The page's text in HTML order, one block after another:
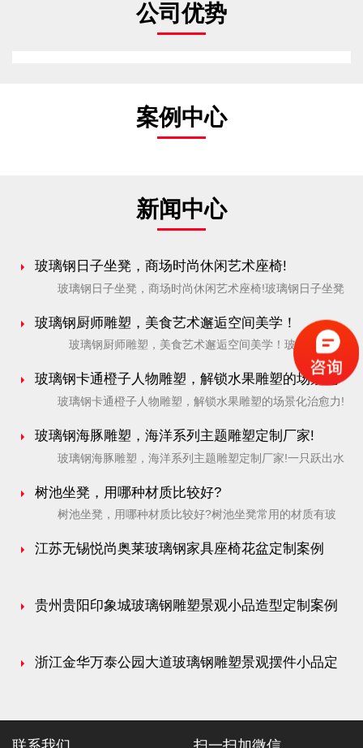
公司优势
案例中心
新闻中心
玻璃钢日子坐凳，商场时尚休闲艺术座椅!
玻璃钢日子坐凳，商场时尚休闲艺术座椅!玻璃钢日子坐凳
[…]
玻璃钢厨师雕塑，美食艺术邂逅空间美学！
玻璃钢厨师雕塑，美食艺术邂逅空间美学！玻璃钢厨师
雕塑的价值，不仅在于其物理属性，更在于它能传递品牌温
度、 […]
玻璃钢卡通橙子人物雕塑，解锁水果雕塑的场景化
治愈力!
玻璃钢卡通橙子人物雕塑，解锁水果雕塑的场景化治愈力!
[…]
玻璃钢海豚雕塑，海洋系列主题雕塑定制厂家!
玻璃钢海豚雕塑，海洋系列主题雕塑定制厂家!一只跃出水
[…]
树池坐凳，用哪种材质比较好?
树池坐凳，用哪种材质比较好?树池坐凳常用的材质有玻
[…]
江苏无锡悦尚奥莱玻璃钢家具座椅花盆定制案例
贵州贵阳印象城玻璃钢雕塑景观小品造型定制案例
浙江金华万泰公园大道玻璃钢雕塑景观摆件小品定